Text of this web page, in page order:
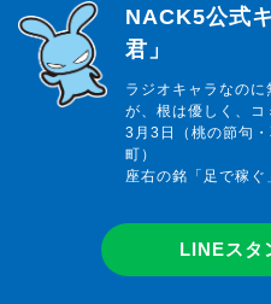
らじっと君
NACK5公式
君」
ラジオキャラなの
が、根は優しく、コ
3月3日（桃の節句
町）
座右の銘「足で稼ぐ
LINEスタ